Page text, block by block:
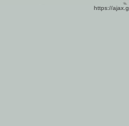
https://